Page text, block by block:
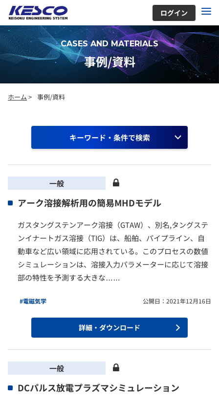
ログイン
CASES AND MATERIALS
事例/資料
ホーム > 事例/資料
キーワード・条件で検索
一般
アーク溶接解析用の簡易MHDモデル
ガスタングステンアーク溶接（GTAW）、別名,タングステ
ンイナートガス溶接（TIG）は、船舶、パイプライン、自
動車など広い領域に応用されている。このプロセスの数値
シミュレーションは、溶接入力パラメーターに応じて溶接
部の特性を予測する大きな……
#電磁気学 公開日：2021年12月16日
詳細・ダウンロード
一般
DCパルス放電プラズマシミュレーション